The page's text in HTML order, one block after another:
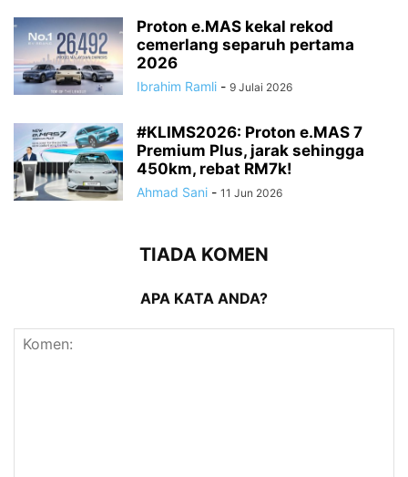
Proton e.MAS kekal rekod
cemerlang separuh pertama
2026
Ibrahim Ramli - 9 Julai 2026
#KLIMS2026: Proton e.MAS 7
Premium Plus, jarak sehingga
450km, rebat RM7k!
Ahmad Sani - 11 Jun 2026
TIADA KOMEN
APA KATA ANDA?